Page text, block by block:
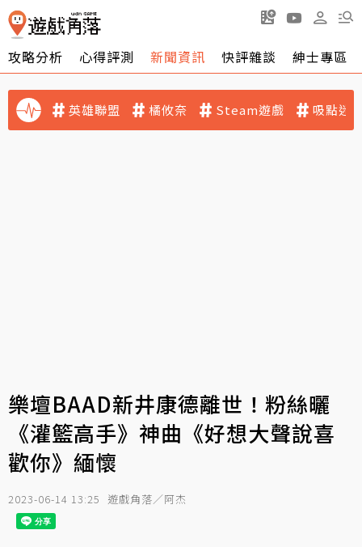
攻略分析 心得評測 新聞資訊 快評雜談 紳士專區
英雄聯盟 橘攸奈 Steam遊戲 吸點迷
樂壇BAAD新井康德離世！粉絲曬
《灌籃高手》神曲《好想大聲說喜
歡你》緬懷
2023-06-14 13:25 遊戲角落／阿杰